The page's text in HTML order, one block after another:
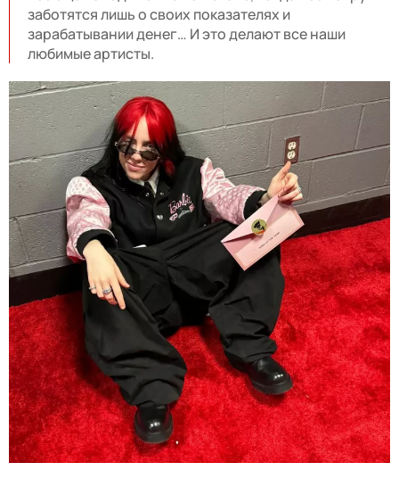
заботятся лишь о своих показателях и
зарабатывании денег… И это делают все наши
любимые артисты.